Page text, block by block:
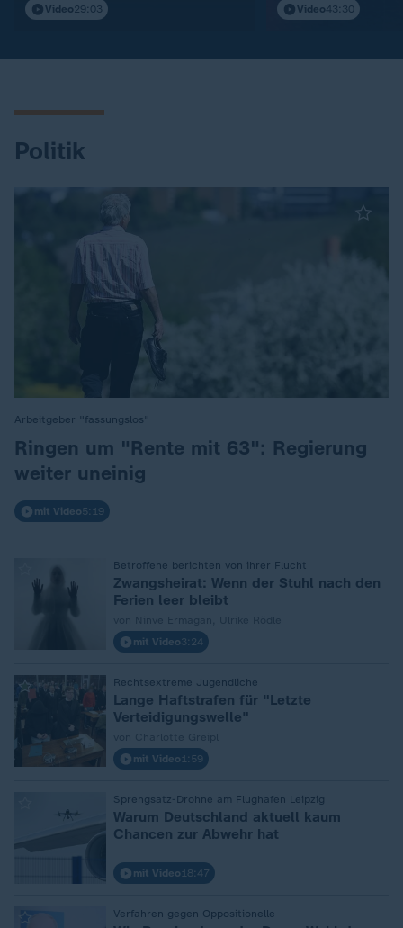
Video29:03 Video43:30
Politik
Arbeitgeber "fassungslos"
:
Ringen um "Rente mit 63": Regierung
weiter uneinig
mit Video5:19
Betroffene berichten von ihrer Flucht
Zwangsheirat: Wenn der Stuhl nach den
Ferien leer bleibt
mit Video3:24
Rechtsextreme Jugendliche
:
Lange Haftstrafen für "Letzte
Verteidigungswelle"
mit Video 1:59
Sprengsatz-Drohne am Flughafen Leipzig
Warum Deutschland aktuell kaum
Chancen zur Abwehr hat
mit Video 18:47
Verfahren gegen Oppositionelle